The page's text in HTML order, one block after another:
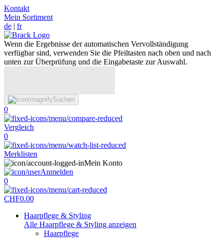
Kontakt
Mein Sortiment
de | fr
Wenn die Ergebnisse der automatischen Vervollständigung
verfügbar sind, verwenden Sie die Pfeiltasten nach oben und nach
unten zur Überprüfung und die Eingabetaste zur Auswahl.
Suchen
0
Vergleich
0
Merklisten
Mein Konto
Anmelden
0
CHF0.00
Haarpflege & Styling
Alle Haarpflege & Styling anzeigen
Haarpflege